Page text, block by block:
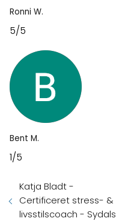
Ronni W.
5/5
Bent M.
1/5
Katja Bladt -
Certificeret stress- &
livsstilscoach - Sydals